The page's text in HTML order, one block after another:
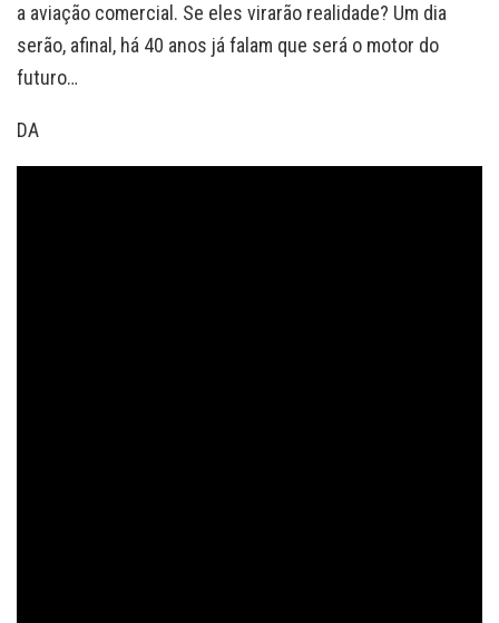
a aviação comercial. Se eles virarão realidade? Um dia
serão, afinal, há 40 anos já falam que será o motor do
futuro…
DA